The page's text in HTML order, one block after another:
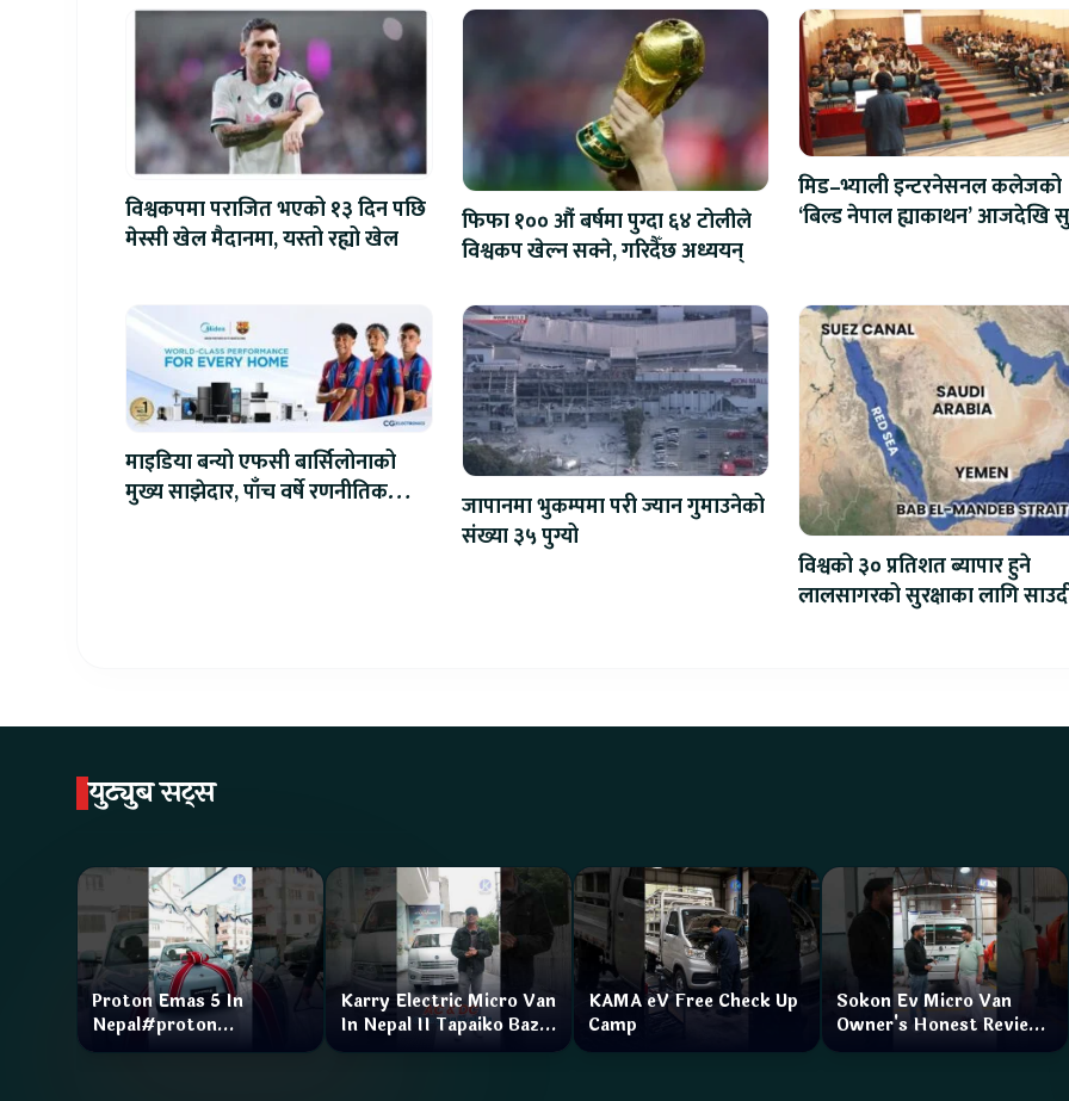
विश्वकपमा पराजित भएको १३ दिन पछि
मेस्सी खेल मैदानमा, यस्तो रह्यो खेल
फिफा १०० औं बर्षमा पुग्दा ६४ टोलीले
विश्वकप खेल्न सक्ने, गरिदैँछ अध्ययन्
मिड–भ्याली इन्टरनेसनल कलेजको
‘बिल्ड नेपाल ह्याकाथन’ आजदेखि
माइडिया बन्यो एफसी बार्सिलोनाको
मुख्य साझेदार, पाँच वर्षे रणनीतिक
जापानमा भुकम्पमा परी ज्यान गुमाउनेको
संख्या ३५ पुग्यो
विश्वको ३० प्रतिशत ब्यापार हुने
लालसागरको सुरक्षाका लागि
युट्युब सट्स
Proton Emas 5 In
Nepal#proton
#protonemas5#protonnepal#evcarnepal
Karry Electric Micro Van
In Nepal II Tapaiko Bazar
II Jankari Kendra
KAMA eV Free Check Up
Camp
Sokon Ev Micro Van
Owner's Honest Review
How is the service?